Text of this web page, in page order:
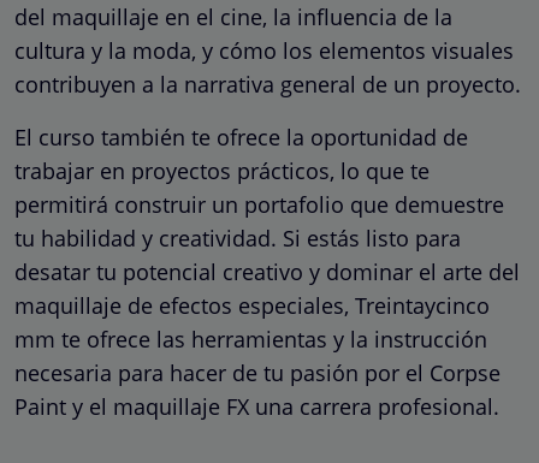
del maquillaje en el cine, la influencia de la
cultura y la moda, y cómo los elementos visuales
contribuyen a la narrativa general de un proyecto.
El curso también te ofrece la oportunidad de
trabajar en proyectos prácticos, lo que te
permitirá construir un portafolio que demuestre
tu habilidad y creatividad. Si estás listo para
desatar tu potencial creativo y dominar el arte del
maquillaje de efectos especiales, Treintaycinco
mm te ofrece las herramientas y la instrucción
necesaria para hacer de tu pasión por el Corpse
Paint y el maquillaje FX una carrera profesional.